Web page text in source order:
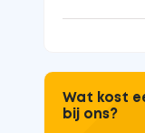
Wat kost
bij ons?